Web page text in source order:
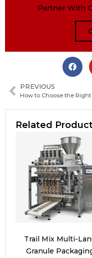
Partner With
PREVIOUS
Related
Trail Mix Multi-
Granule